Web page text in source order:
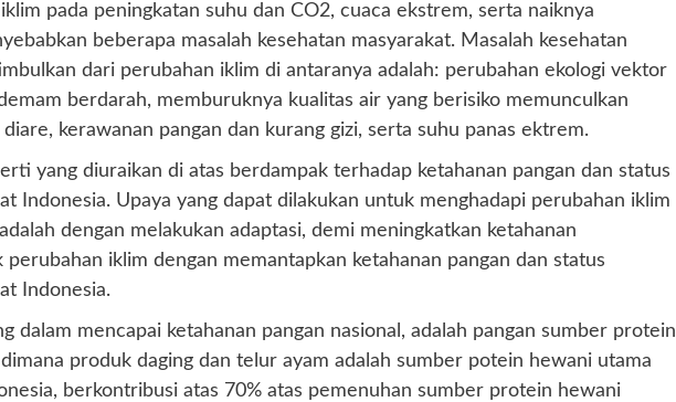
pada peningkatan suhu dan CO2, cuaca ekstrem, serta naiknya
beberapa masalah kesehatan masyarakat. Masalah kesehatan
dari perubahan iklim di antaranya adalah: perubahan ekologi vektor
berdarah, memburuknya kualitas air yang berisiko memunculkan
kerawanan pangan dan kurang gizi, serta suhu panas ektrem.
yang diuraikan di atas berdampak terhadap ketahanan pangan dan status
Indonesia. Upaya yang dapat dilakukan untuk menghadapi perubahan iklim
dengan melakukan adaptasi, demi meningkatkan ketahanan
perubahan iklim dengan memantapkan ketahanan pangan dan status
Indonesia.
dalam mencapai ketahanan pangan nasional, adalah pangan sumber protein
dimana produk daging dan telur ayam adalah sumber potein hewani utama
berkontribusi atas 70% atas pemenuhan sumber protein hewani